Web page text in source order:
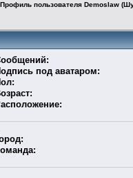
Профиль пользователя Demoslaw
под аватаром: